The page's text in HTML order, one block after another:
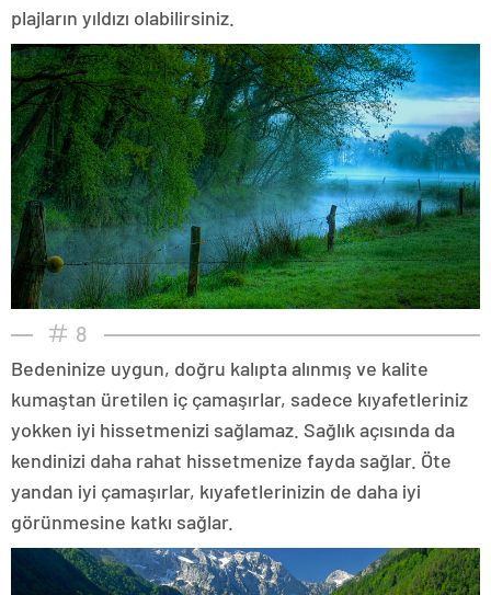
plajların yıldızı olabilirsiniz.
8
Bedeninize uygun, doğru kalıpta alınmış ve kalite
kumaştan üretilen iç çamaşırlar, sadece kıyafetleriniz
yokken iyi hissetmenizi sağlamaz. Sağlık açısında da
kendinizi daha rahat hissetmenize fayda sağlar. Öte
yandan iyi çamaşırlar, kıyafetlerinizin de daha iyi
görünmesine katkı sağlar.